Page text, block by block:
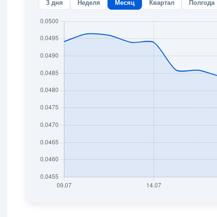
3 дня Неделя Месяц Квартал Полгода